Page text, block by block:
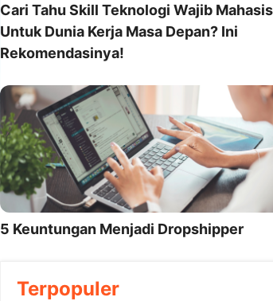
Cari Tahu Skill Teknologi Wajib
Untuk Dunia Kerja Masa Depan? Ini
Rekomendasinya!
5 Keuntungan Menjadi Dropshipper
Terpopuler